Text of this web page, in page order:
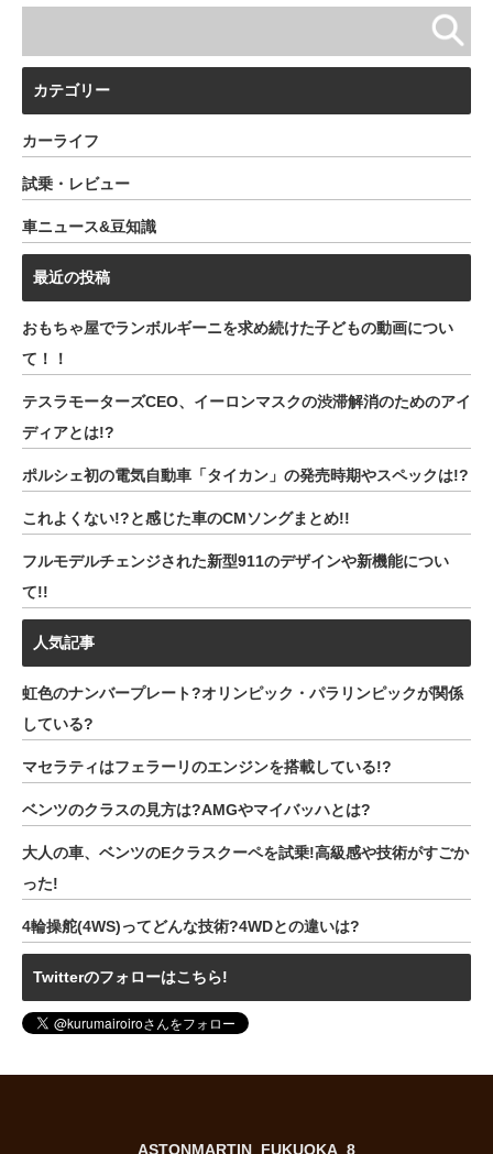
カテゴリー
カーライフ
試乗・レビュー
車ニュース&豆知識
最近の投稿
おもちゃ屋でランボルギーニを求め続けた子どもの動画につい
て！！
テスラモーターズCEO、イーロンマスクの渋滞解消のためのアイ
ディアとは!?
ポルシェ初の電気自動車「タイカン」の発売時期やスペックは!?
これよくない!?と感じた車のCMソングまとめ!!
フルモデルチェンジされた新型911のデザインや新機能につい
て!!
人気記事
虹色のナンバープレート?オリンピック・パラリンピックが関係
している?
マセラティはフェラーリのエンジンを搭載している!?
ベンツのクラスの見方は?AMGやマイバッハとは?
大人の車、ベンツのEクラスクーペを試乗!高級感や技術がすごか
った!
4輪操舵(4WS)ってどんな技術?4WDとの違いは?
Twitterのフォローはこちら!
ASTONMARTIN_FUKUOKA_8